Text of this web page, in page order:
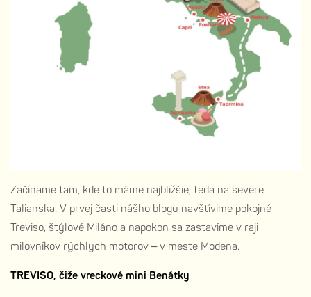
Začíname tam, kde to máme najbližšie, teda na severe
Talianska. V prvej časti nášho blogu navštívime pokojné
Treviso, štýlové Miláno a napokon sa zastavíme v raji
milovníkov rýchlych motorov – v meste Modena.
TREVISO, čiže vreckové mini Benátky